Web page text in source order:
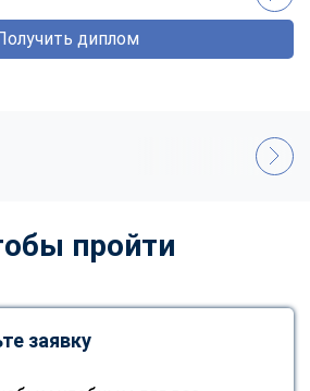
диплом
пройти
заявку